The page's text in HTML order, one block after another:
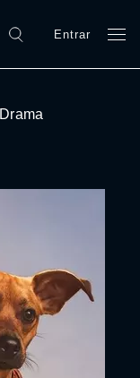
Entrar
Drama